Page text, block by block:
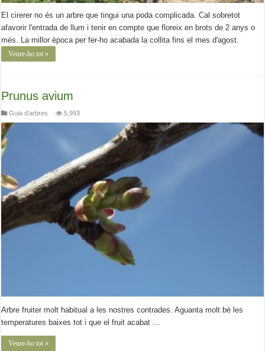
El cirerer no és un arbre que tingui una poda complicada. Cal sobretot
afavorir l'entrada de llum i tenir en compte que floreix en brots de 2 anys o
més. La millor època per fer-ho acabada la collita fins el mes d'agost.
Veure-ho tot »
Prunus avium
Guia d'arbres 5,993
Arbre fruiter molt habitual a les nostres contrades. Aguanta molt bé les
temperatures baixes tot i que el fruit acabat …
Veure-ho tot »